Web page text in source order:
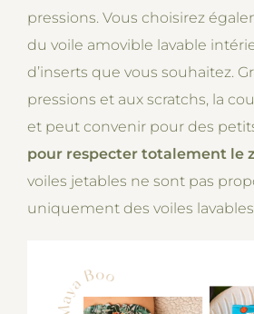
pressions. Vous choisirez
du voile amovible lavable
d’inserts que vous souhaitez.
pressions et aux scratchs, la
et peut convenir pour des
pour respecter totalement le
voiles jetables ne sont pas
uniquement des voiles